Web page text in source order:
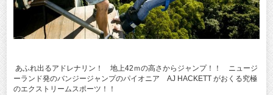
あふれ出るアドレナリン！ 地上42ｍの高さからジャンプ！！ ニュージ
ーランド発のバンジージャンプのパイオニア AJ HACKETT がおくる究極
のエクストリームスポーツ！！